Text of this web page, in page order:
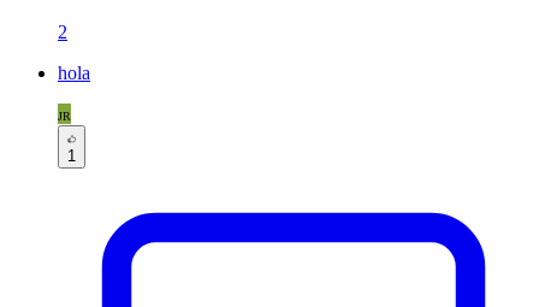
2
hola
JR
1